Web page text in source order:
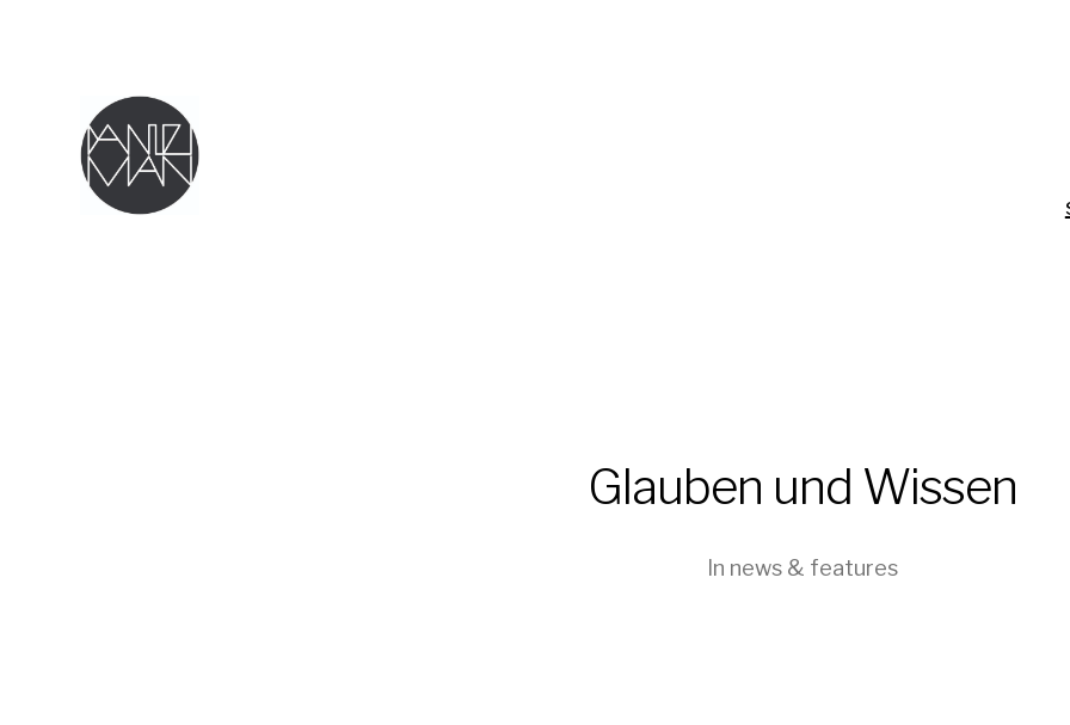
Glauben und Wissen
In news & features